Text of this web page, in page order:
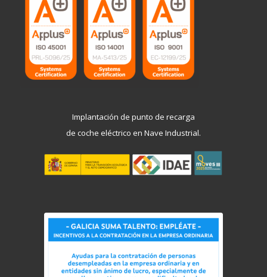
Implantación de punto de recarga
de coche eléctrico en Nave Industrial.